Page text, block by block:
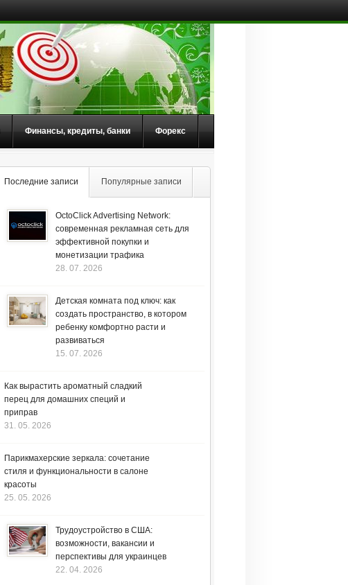
Финансы, кредиты, банки Форекс
Последние записи Популярные записи
OctoClick Advertising Network:
современная рекламная сеть для
эффективной покупки и
монетизации трафика
28. 07. 2026
Детская комната под ключ: как
создать пространство, в котором
ребенку комфортно расти и
развиваться
15. 07. 2026
Как вырастить ароматный сладкий
перец для домашних специй и
приправ
31. 05. 2026
Парикмахерские зеркала: сочетание
стиля и функциональности в салоне
красоты
25. 05. 2026
Трудоустройство в США:
возможности, вакансии и
перспективы для украинцев
22. 04. 2026